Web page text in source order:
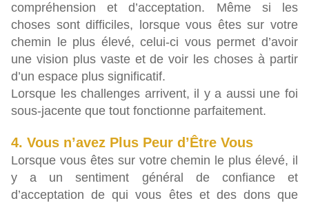
compréhension et d’acceptation. Même si les
choses sont difficiles, lorsque vous êtes sur votre
chemin le plus élevé, celui-ci vous permet d’avoir
une vision plus vaste et de voir les choses à partir
d’un espace plus significatif.
Lorsque les challenges arrivent, il y a aussi une foi
sous-jacente que tout fonctionne parfaitement.
4. Vous n’avez Plus Peur d’Être Vous
Lorsque vous êtes sur votre chemin le plus élevé, il
y a un sentiment général de confiance et
d’acceptation de qui vous êtes et des dons que